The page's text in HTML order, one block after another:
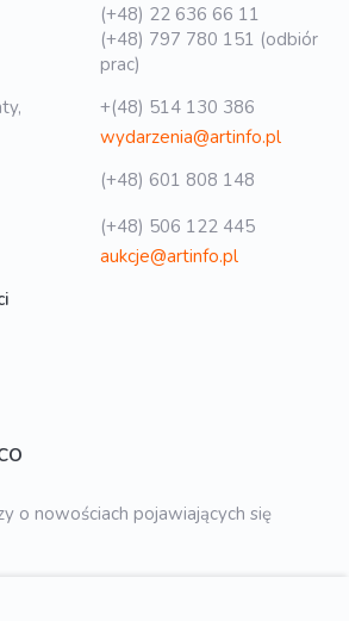
(+48) 22 636 66 11
(+48) 797 780 151 (odbiór
prac)
+(48) 514 130 386
wydarzenia@artinfo.pl
(+48) 601 808 148
(+48) 506 122 445
aukcje@artinfo.pl
o nowościach pojawiających się